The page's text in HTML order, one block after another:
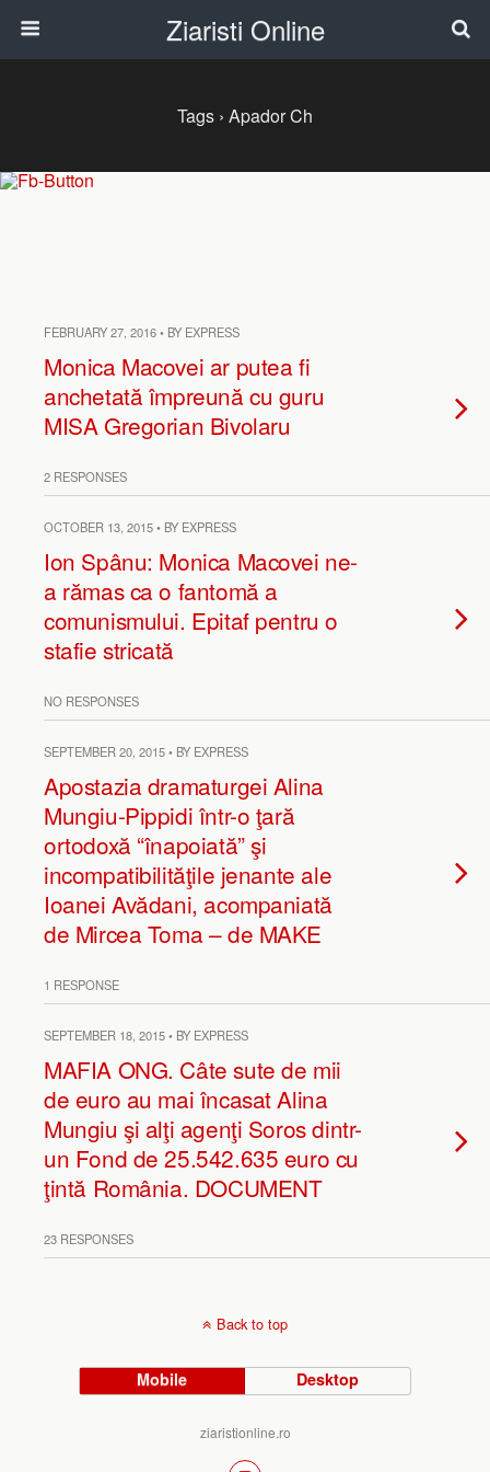
Ziaristi Online
Tags › Apador Ch
FEBRUARY 27, 2016 • BY EXPRESS
Monica Macovei ar putea fi
anchetată împreună cu guru
MISA Gregorian Bivolaru
2 RESPONSES
OCTOBER 13, 2015 • BY EXPRESS
Ion Spânu: Monica Macovei ne-
a rămas ca o fantomă a
comunismului. Epitaf pentru o
stafie stricată
NO RESPONSES
SEPTEMBER 20, 2015 • BY EXPRESS
Apostazia dramaturgei Alina
Mungiu-Pippidi într-o ţară
ortodoxă “înapoiată” şi
incompatibilităţile jenante ale
Ioanei Avădani, acompaniată
de Mircea Toma – de MAKE
1 RESPONSE
SEPTEMBER 18, 2015 • BY EXPRESS
MAFIA ONG. Câte sute de mii
de euro au mai încasat Alina
Mungiu şi alţi agenţi Soros dintr-
un Fond de 25.542.635 euro cu
ţintă România. DOCUMENT
23 RESPONSES
Back to top
Mobile Desktop
ziaristionline.ro